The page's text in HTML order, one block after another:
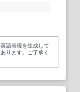
語表現を生成して
ります。ご了承く